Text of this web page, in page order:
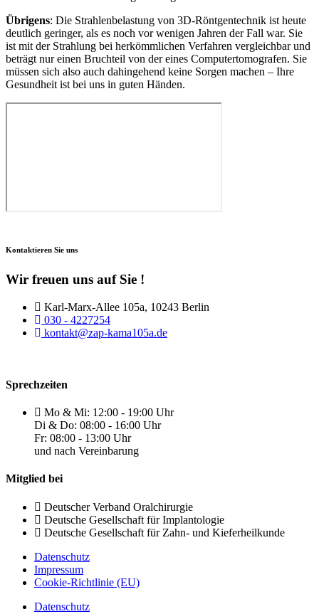
Übrigens: Die Strahlenbelastung von 3D-Röntgentechnik ist heute
deutlich geringer, als es noch vor wenigen Jahren der Fall war. Sie
ist mit der Strahlung bei herkömmlichen Verfahren vergleichbar und
beträgt nur einen Bruchteil von der eines Computertomografen. Sie
müssen sich also auch dahingehend keine Sorgen machen – Ihre
Gesundheit ist bei uns in guten Händen.
Kontaktieren Sie uns
Wir freuen uns auf Sie !
Karl-Marx-Allee 105a, 10243 Berlin
030 - 4227254
kontakt@zap-kama105a.de
Sprechzeiten
Mo & Mi: 12:00 - 19:00 Uhr
Di & Do: 08:00 - 16:00 Uhr
Fr: 08:00 - 13:00 Uhr
und nach Vereinbarung
Mitglied bei
Deutscher Verband Oralchirurgie
Deutsche Gesellschaft für Implantologie
Deutsche Gesellschaft für Zahn- und Kieferheilkunde
Datenschutz
Impressum
Cookie-Richtlinie (EU)
Datenschutz